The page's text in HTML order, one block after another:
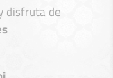
disfruta de